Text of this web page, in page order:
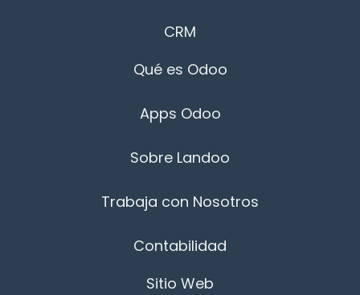
CRM
Qué es Odoo
Apps Odoo
Sobre Landoo
Trabaja con Nosotros
Contabilidad
Sitio Web